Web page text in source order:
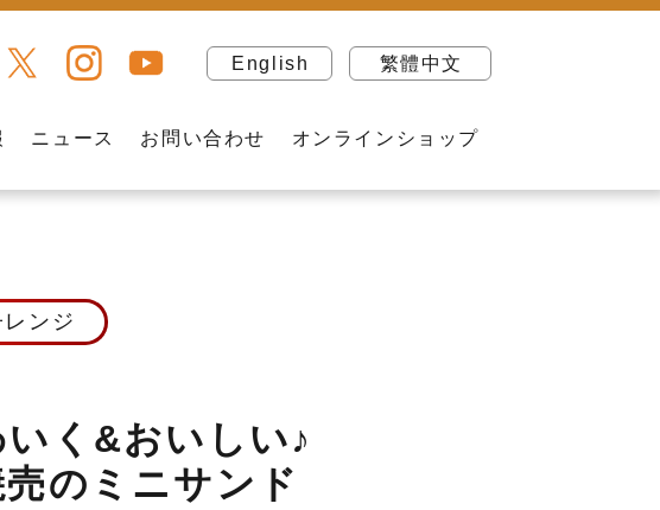
English 繁體中文
ニュース お問い合わせ オンラインショップ
レンジ
いく&おいしい♪
売のミニサンド